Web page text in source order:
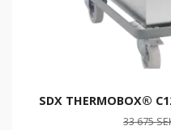
SDX THERMOBOX®
33 675